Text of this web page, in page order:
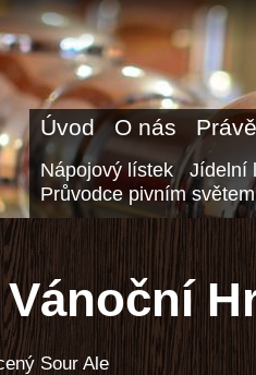
Úvod O nás
Nápojový lístek
Jídelní
Průvodce pivním světem
Sour Ale